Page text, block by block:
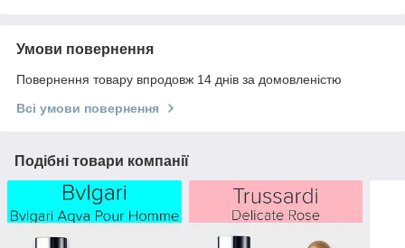
Умови повернення
Повернення товару впродовж 14 днів за домовленістю
Всі умови повернення
Подібні товари компанії